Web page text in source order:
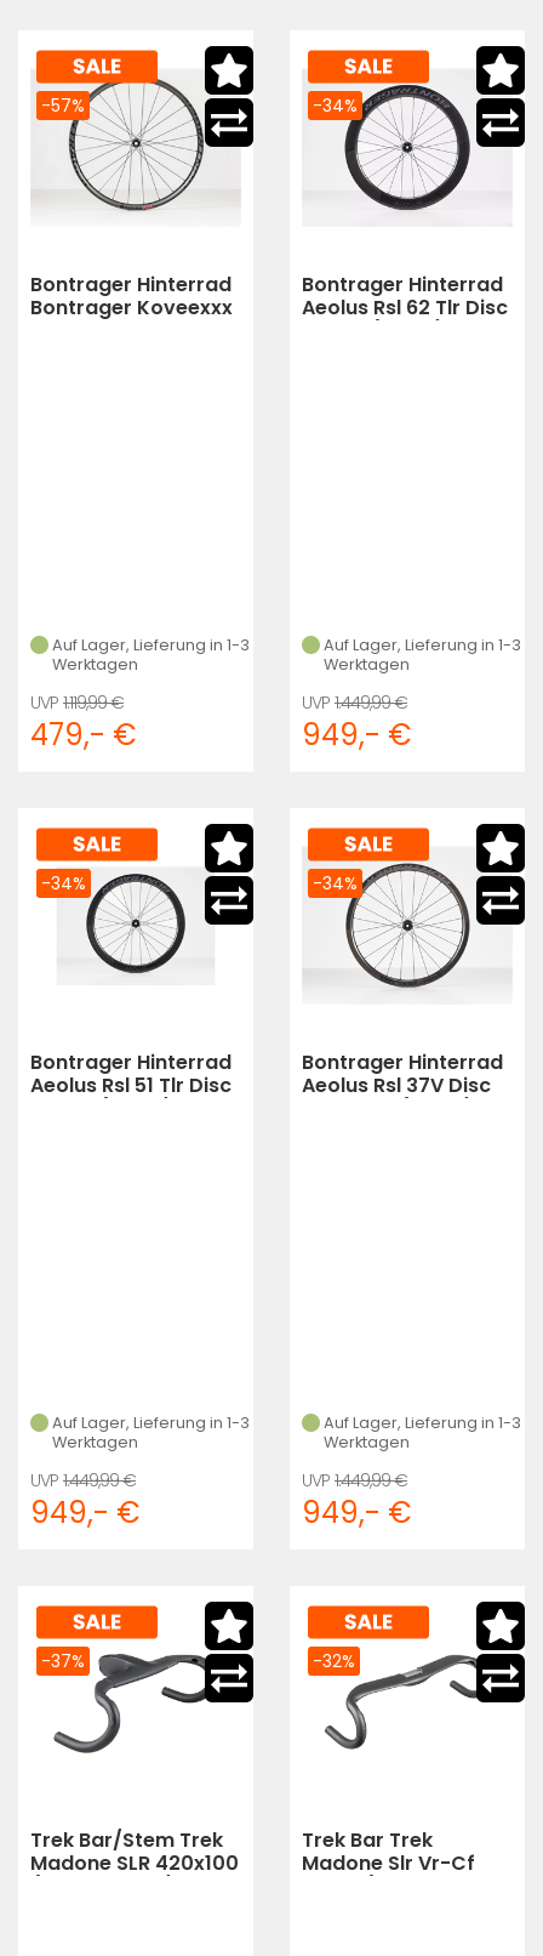
Bontrager Hinterrad
Bontrager Koveexxx
Auf Lager, Lieferung in 1-3
Werktagen
-57%
1.119,99 €
479,- €
Bontrager Hinterrad
Aeolus Rsl 62 Tlr Disc
Auf Lager, Lieferung in 1-3
Werktagen
-34%
1.449,99 €
949,- €
Bontrager Hinterrad
Aeolus Rsl 51 Tlr Disc
Auf Lager, Lieferung in 1-3
Werktagen
-34%
1.449,99 €
949,- €
Bontrager Hinterrad
Aeolus Rsl 37V Disc
Auf Lager, Lieferung in 1-3
Werktagen
-34%
1.449,99 €
949,- €
Trek Bar/Stem Trek
Madone SLR 420x100
-37%
Trek Bar Trek
Madone Slr Vr-Cf
-32%